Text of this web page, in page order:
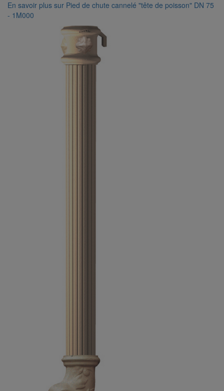
En savoir plus sur Pied de chute cannelé "tête de poisson" DN 75
- 1M000